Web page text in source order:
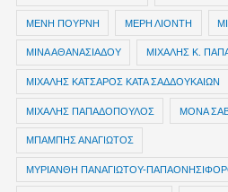
ΜΕΝΗ ΠΟΥΡΝΗ ΜΕΡΗ ΛΙΟΝΤΗ
ΜΙΝΑ ΑΘΑΝΑΣΙΑΔΟΥ ΜΙΧΑΛΗΣ Κ.
ΜΙΧΑΛΗΣ ΚΑΤΣΑΡΟΣ ΚΑΤΑ ΣΑΔΔΟΥΚΑΙΩΝ
ΜΙΧΑΛΗΣ ΠΑΠΑΔΟΠΟΥΛΟΣ ΜΟΝΑ
ΜΠΑΜΠΗΣ ΑΝΑΓΙΩΤΟΣ
ΜΥΡΙΑΝΘΗ ΠΑΝΑΓΙΩΤΟΥ-